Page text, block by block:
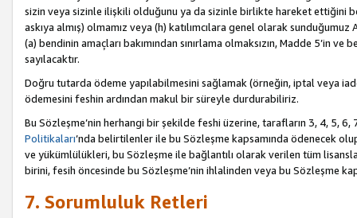
sizin veya sizinle ilişkili olduğunu ya da sizinle birlikte hareket ettiğini
askıya almış) olmamız veya (h) katılımcılara genel olarak
(a) bendinin amaçları bakımından sınırlama olmaksızın, Madde 5’in
sayılacaktır.
Doğru tutarda ödeme yapılabilmesini sağlamak (örneğin, iptal veya
ödemesini feshin ardından makul bir süreyle durdurabiliriz.
Bu Sözleşme’nin herhangi bir şekilde feshi üzerine, tarafların 3, 4, 5,
Politikaları’nda belirtilenler ile bu Sözleşme kapsamında ödenecek
ve yükümlülükleri, bu Sözleşme ile bağlantılı olarak verilen tüm
birini, fesih öncesinde bu Sözleşme’nin ihlalinden veya bu Sözleşme
7. Sorumluluk Retleri